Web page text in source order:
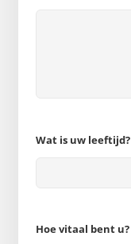
Wat is uw leeftijd?
Hoe vitaal bent